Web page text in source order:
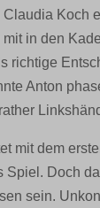
Koch
in den
richtige
Anton
mit dem
Spiel. Doch
sein.